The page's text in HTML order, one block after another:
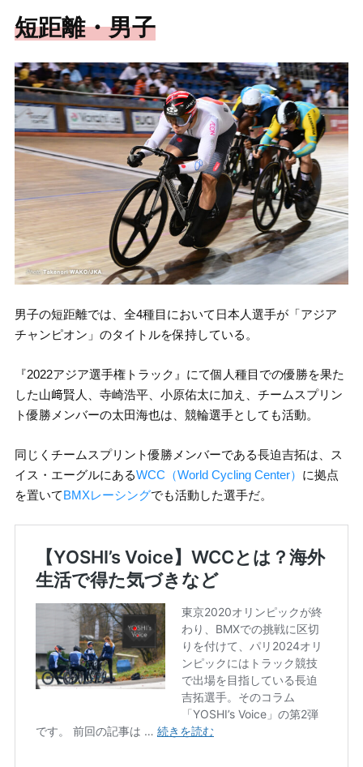
短距離・男子
男子の短距離では、全4種目において日本人選手が「アジア
チャンピオン」のタイトルを保持している。
『2022アジア選手権トラック』にて個人種目での優勝を果た
した山﨑賢人、寺崎浩平、小原佑太に加え、チームスプリン
ト優勝メンバーの太田海也は、競輪選手としても活動。
同じくチームスプリント優勝メンバーである長迫吉拓は、ス
イス・エーグルにあるWCC（World Cycling Center） に拠点
を置いてBMXレーシングでも活動した選手だ。